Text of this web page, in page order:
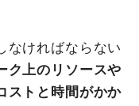
なければならない
ク上のリソースや
ストと時間がかか